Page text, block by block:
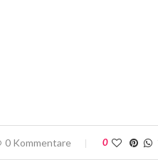
0 Kommentare 0